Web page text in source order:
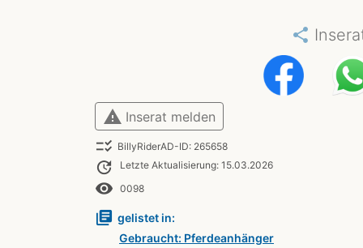
share
warning Inserat melden
checklist_rtl BillyRiderAD-ID: 265658
update Letzte Aktualisierung: 15.03.2026
remove_red_eye 0098
library_books gelistet in:
Gebraucht: Pferdeanhänger